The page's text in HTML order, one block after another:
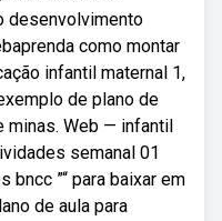
desenvolvimento
como montar
infantil maternal 1,
de plano de
minas. Web — infantil
semanal 01
bncc ”“ para baixar em
de aula para